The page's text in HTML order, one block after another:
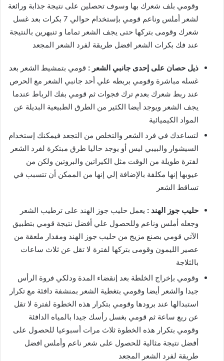
وقومي بلف شعرك بها وسوف تحصلين على نتيجة جذابة ورائعة
لشعر أملس وناعم قومي بإستخدام حوالي 7 بكرات بعد غسل
شعرك وقومى بتركها حتى يجف الشعر تماما و تنبهرين بالنتيجة
عند فك بكرات الشعر افضل طريقة لفرد الشعر المجعد
ذيل حصان على إحدى جانبي الشعر : قومي بتمشيط الشعر بعد
غسله مباشرة وقومي بربطه علي أحد جانبي الشعر مع الحرص
عند ربط شعرك بعدم ترك فجوات ثم قومي بفك الرباط عندما
يجف الشعر ويوجد أيضا الكثير من الطرق الطبيعية البديلة عن
المواد الكيميائية
لتساعدك في فرد الشعر والتخلص من التجعد فيمكنك إستخدام
السيشوار والبيبي ليس أو يوجد حاليا طرق مبتكرة لفرد الشعر
لفترة طويلة من الوقت مثل الكيراتين والبروتين ولكن من
عيوبها إنها مكلفة بالإضافة إلي إنها من الممكن أن تتسبب في
تساقط الشعر
حليب جوز الهند : يعمل حليب جوز الهند على ترطيب الشعر
وجعله أملس وناعم وللحصول علي أفضل نتيجة قومي بتطبيق
الآتي قومي بصنع مزيج من حليب جوز الهند ومقدار ملعقة من
عصير الليمون وقومى بتركها لفترة لا تقل عن ثلاث ساعات
بالثلاجة
وقومي بإخراج الخلطة بعد إنقضاء المدة ودلكي فروة الرأس
جيدا والشعر أيضا وقومي بتغطية الشعر بمنشفة دافئة مع تكرار
استبدالها عند برودها وقومي بتكرار هذه الخطوة لفترة لا تقل
عن ربع ساعة ثم قومي بغسل رأسك جيدا بالمياه الدافئة
وقومي بتكرار هذه الخطوة ثلاث مرات أسبوعيا للحصول على
أفضل نتيجة مثالية للحصول على شعر ناعم وأملس افضل
طريقة لفرد الشعر المجعد